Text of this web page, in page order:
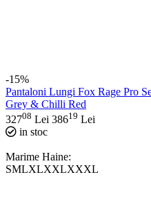
-15%
Pantaloni Lungi Fox Rage Pro
Grey & Chilli Red
32708 Lei 38619 Lei
in stoc
Marime Haine:
SMLXLXXLXXXL